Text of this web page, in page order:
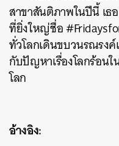
สาขาสันติภาพในปีนี้เธ
ที่ยิ่งใหญ่ชื่อ
ทั่วโลกเดินขบวนรณรงค์
กับปัญหาเรื่องโลกร้อนใ
โลก
อ้างอิง:
ค้นหา